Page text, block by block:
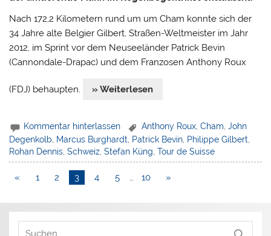
Nach 172,2 Kilometern rund um um Cham konnte sich der
34 Jahre alte Belgier Gilbert, Straßen-Weltmeister im Jahr
2012, im Sprint vor dem Neuseeländer Patrick Bevin
(Cannondale-Drapac) und dem Franzosen Anthony Roux
(FDJ) behaupten. » Weiterlesen
Kommentar hinterlassen Anthony Roux ,Cham ,John
Degenkolb Marcus Burghardt Patrick Bevin Philippe Gilbert
Rohan Dennis ,Schweiz ,Stefan Küng ,Tour de Suisse
« 1 2 3 4 5 … 10 »